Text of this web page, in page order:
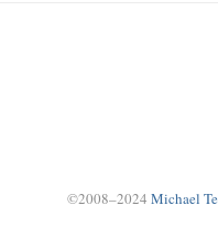
©2008–2024 Michael